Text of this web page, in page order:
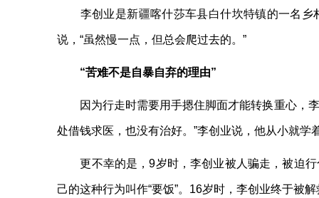
李创业是新疆喀什莎车县白什坎特镇的一名乡村
说，“虽然慢一点，但总会爬过去的。”
“苦难不是自暴自弃的理由”
因为行走时需要用手摁住脚面才能转换重心，李
处借钱求医，也没有治好。”李创业说，他从小就学
更不幸的是，9岁时，李创业被人骗走，被迫行
己的这种行为叫作“要饭”。16岁时，李创业终于被